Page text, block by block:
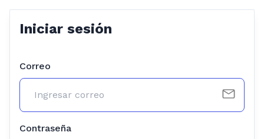
Iniciar sesión
Correo
Contraseña